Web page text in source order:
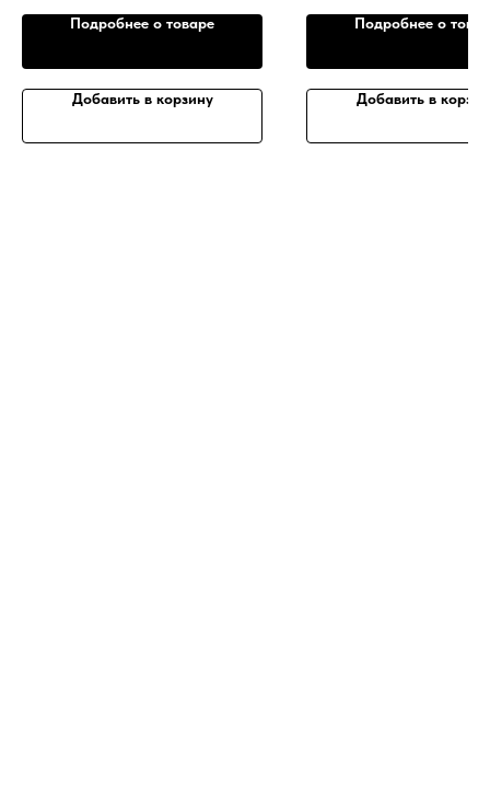
Подробнее о товаре
Добавить в корзину
Подробнее о
Добавить в